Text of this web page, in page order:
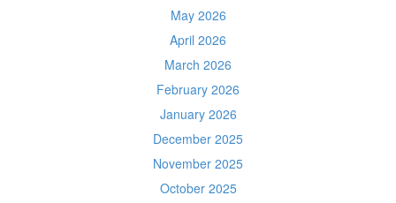
May 2026
April 2026
March 2026
February 2026
January 2026
December 2025
November 2025
October 2025